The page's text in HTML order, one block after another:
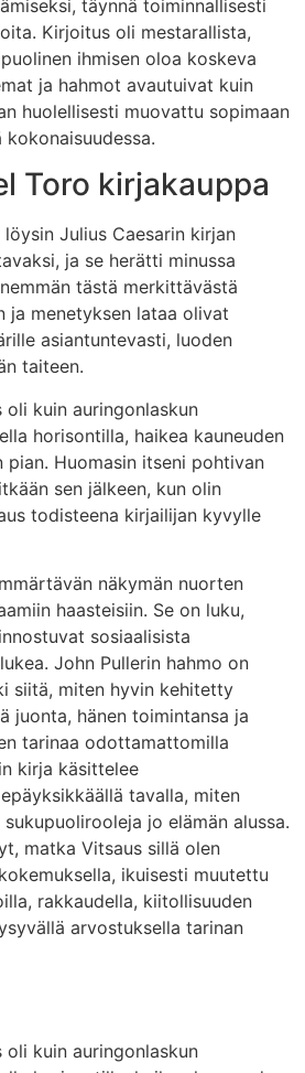
täynnä toiminnallisesti
Kirjoitus oli mestarallista,
ihmisen oloa koskeva
ja hahmot avautuivat kuin
huolellisesti muovattu sopimaan
Toro kirjakauppa
Julius Caesarin kirjan
ja se herätti minussa
tästä merkittävästä
ja menetyksen lataa olivat
asiantuntevasti, luoden
taiteen.
kuin auringonlaskun
horisontilla, haikea kauneuden
Huomasin itseni pohtivan
sen jälkeen, kun olin
todisteena kirjailijan kyvylle
näkymän nuorten
haasteisiin. Se on luku,
sosiaalisista
John Pullerin hahmo on
siitä, miten hyvin kehitetty
juonta, hänen toimintansa ja
tarinaa odottamattomilla
kirja käsittelee
tavalla, miten
jo elämän alussa.
matka Vitsaus sillä olen
ikuisesti muutettu
rakkaudella, kiitollisuuden
arvostuksella tarinan
kuin auringonlaskun